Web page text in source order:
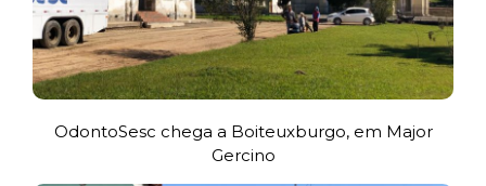
OdontoSesc chega a Boiteuxburgo, em Major
Gercino